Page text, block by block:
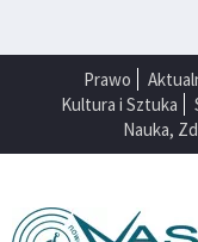
Prawo
Kultura i Sztuka
Nauka,